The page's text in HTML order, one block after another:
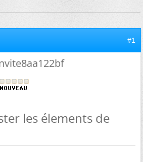
#1
les élements de